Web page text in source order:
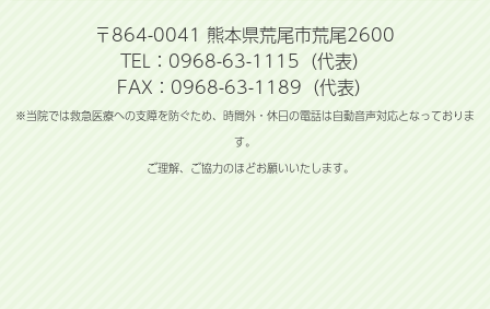
〒864-0041 熊本県荒尾市荒尾2600
TEL：0968-63-1115（代表）
FAX：0968-63-1189（代表）
※当院では救急医療への支障を防ぐため、時間外・休日の電話は自動音声対応となっておりま
す。
ご理解、ご協力のほどお願いいたします。